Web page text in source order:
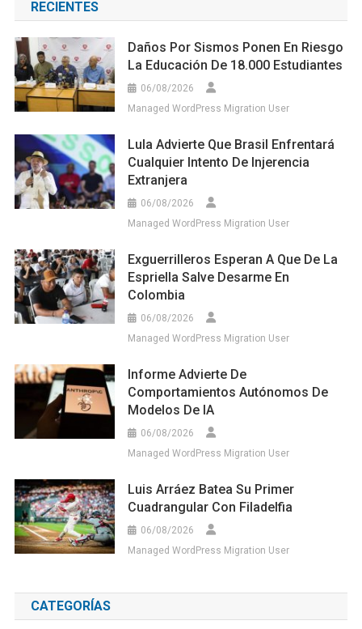
RECIENTES
Daños Por Sismos Ponen En Riesgo
La Educación De 18.000 Estudiantes
06/08/2026
Managed WordPress Migration User
Lula Advierte Que Brasil Enfrentará
Cualquier Intento De Injerencia
Extranjera
06/08/2026
Managed WordPress Migration User
Exguerrilleros Esperan A Que De La
Espriella Salve Desarme En
Colombia
06/08/2026
Managed WordPress Migration User
Informe Advierte De
Comportamientos Autónomos De
Modelos De IA
06/08/2026
Managed WordPress Migration User
Luis Arráez Batea Su Primer
Cuadrangular Con Filadelfia
06/08/2026
Managed WordPress Migration User
CATEGORÍAS